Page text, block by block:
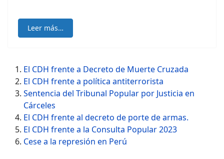
Leer más…
El CDH frente a Decreto de Muerte Cruzada
El CDH frente a política antiterrorista
Sentencia del Tribunal Popular por Justicia en
Cárceles
El CDH frente al decreto de porte de armas.
El CDH frente a la Consulta Popular 2023
Cese a la represión en Perú